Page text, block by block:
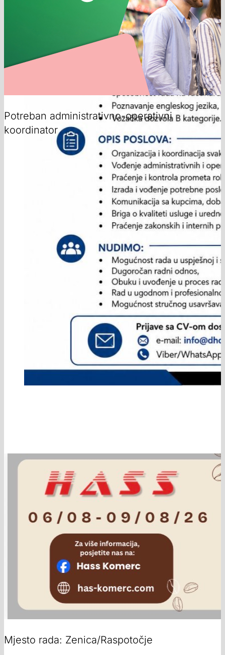
Potreban administrativno-operativni
koordinator
Mjesto rada: Zenica/Raspotočje